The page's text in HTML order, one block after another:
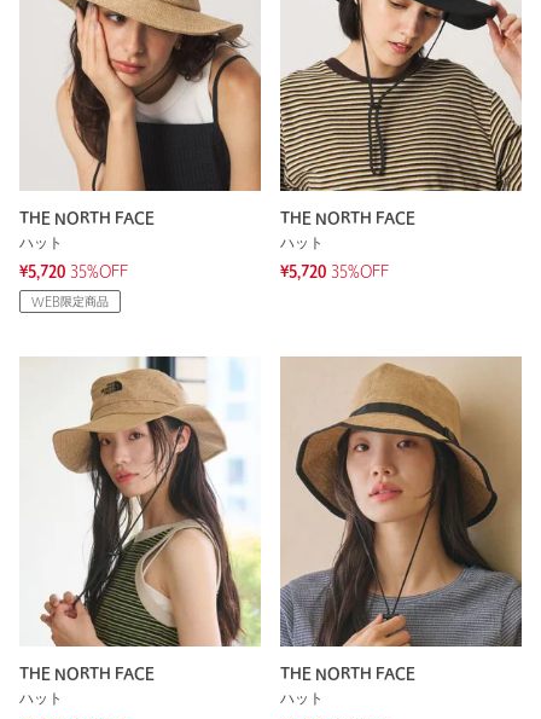
THE NORTH FACE
ハット
¥5,720 35%OFF
WEB限定商品
THE NORTH FACE
ハット
¥5,720 35%OFF
THE NORTH FACE
ハット
THE NORTH FACE
ハット